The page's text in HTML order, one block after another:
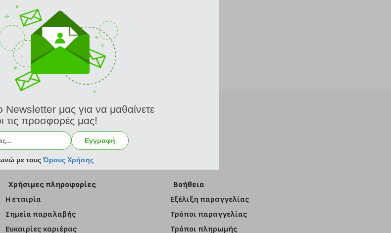
Εγγραφή στο newsletter
Χρήσιμες πληροφορίες
Η εταιρία
Σημεία παραλαβής
Ευκαιρίες καριέρας
Βοήθεια
Εξέλιξη παραγγελίας
Τρόποι παραγγελίας
Τρόποι πληρωμής
Newsletter μας για να μαθαίνετε
τις προσφορές μας!
Εγγραφή
με τουςΌρους Χρήσης